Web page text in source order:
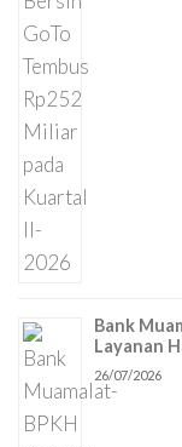
Bank
Layanan
26/07/2026